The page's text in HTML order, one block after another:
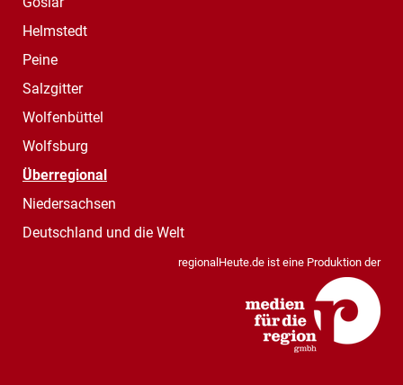
Helmstedt
Peine
Salzgitter
Wolfenbüttel
Wolfsburg
Überregional
Niedersachsen
Deutschland und die Welt
regionalHeute.de ist eine Produktion der